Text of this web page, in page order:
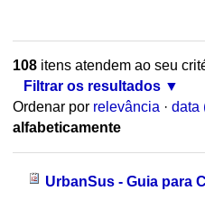
108itens atendem ao seu
Filtrar os resultados
Ordenar por relevância · data
alfabeticamente
UrbanSus - Guia para